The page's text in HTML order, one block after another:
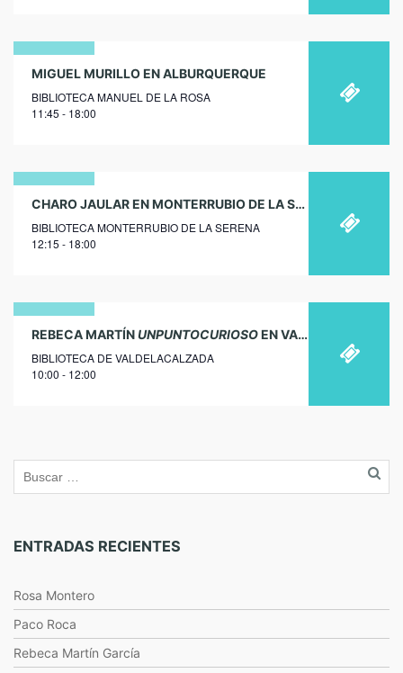
12
febrero
2020
MIGUEL MURILLO EN ALBURQUERQUE
BIBLIOTECA MANUEL DE LA ROSA
11:45 - 18:00
13
diciembre
2018
CHARO JAULAR EN MONTERRUBIO DE LA SERENA
BIBLIOTECA MONTERRUBIO DE LA SERENA
12:15 - 18:00
25
octubre
2019
REBECA MARTÍNUNPUNTOCURIOSO EN VALDELACALZADA
BIBLIOTECA DE VALDELACALZADA
10:00 - 12:00
ENTRADAS RECIENTES
Rosa Montero
Paco Roca
Rebeca Martín García